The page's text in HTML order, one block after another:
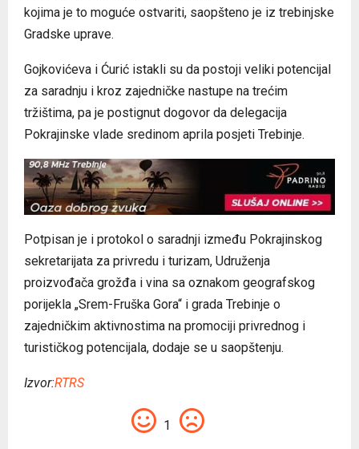
kojima je to moguće ostvariti, saopšteno je iz trebinjske
Gradske uprave.
Gojkovićeva i Ćurić istakli su da postoji veliki potencijal
za saradnju i kroz zajedničke nastupe na trećim
tržištima, pa je postignut dogovor da delegacija
Pokrajinske vlade sredinom aprila posjeti Trebinje.
Potpisan je i protokol o saradnji između Pokrajinskog
sekretarijata za privredu i turizam, Udruženja
proizvođača grožđa i vina sa oznakom geografskog
porijekla „Srem-Fruška Gora“ i grada Trebinje o
zajedničkim aktivnostima na promociji privrednog i
turističkog potencijala, dodaje se u saopštenju.
Izvor:RTRS
1